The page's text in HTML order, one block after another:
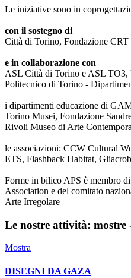
Le iniziative sono in
con il sostegno di
Città di Torino, Fondazione
e in collaborazione con
ASL Città di Torino e ASL
Politecnico di Torino -
i dipartimenti educazione di
Torino Musei, Fondazione
Rivoli Museo di Arte
le associazioni: CCW Cultural
ETS, Flashback Habitat,
Forme in bilico APS è membro
Association e del comitato
Arte Irregolare
Le nostre attività:
Mostra
DISEGNI DA GAZA